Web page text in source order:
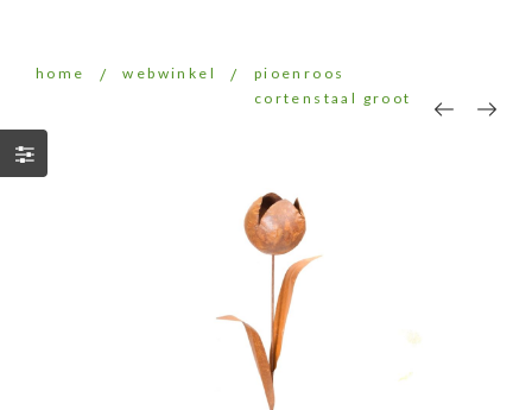
home / webwinkel /
pioenroos
cortenstaal groot